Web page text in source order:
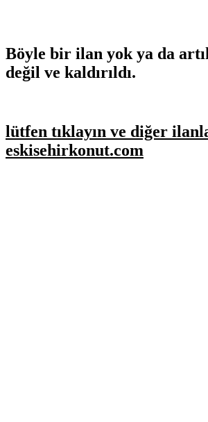
Böyle bir ilan yok ya da
değil ve kaldırıldı.
lütfen tıklayın ve diğer
eskisehirkonut.com